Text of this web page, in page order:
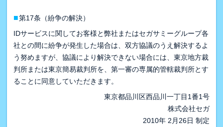
■第17条（紛争の解決）
IDサービスに関してお客様と弊社またはセガサミーグループ各
社との間に紛争が発生した場合は、双方協議のうえ解決するよ
う努めますが、協議により解決できない場合には、東京地方裁
判所または東京簡易裁判所を、第一審の専属的管轄裁判所とす
ることに同意していただきます。
東京都品川区西品川一丁目1番1号
株式会社セガ
2010年 2月26日 制定